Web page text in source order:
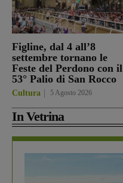
Figline, dal 4 all’8
settembre tornano le
Feste del Perdono con il
53° Palio di San Rocco
Cultura 5 Agosto 2026
In Vetrina